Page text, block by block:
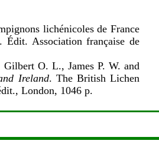
lichénicoles de France
Édit. Association française de
O. L., James P. W. and
Ireland. The British Lichen
London, 1046 p.